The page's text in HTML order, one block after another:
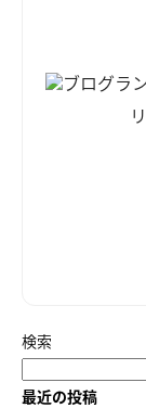
ブログラ
検索
最近の投稿